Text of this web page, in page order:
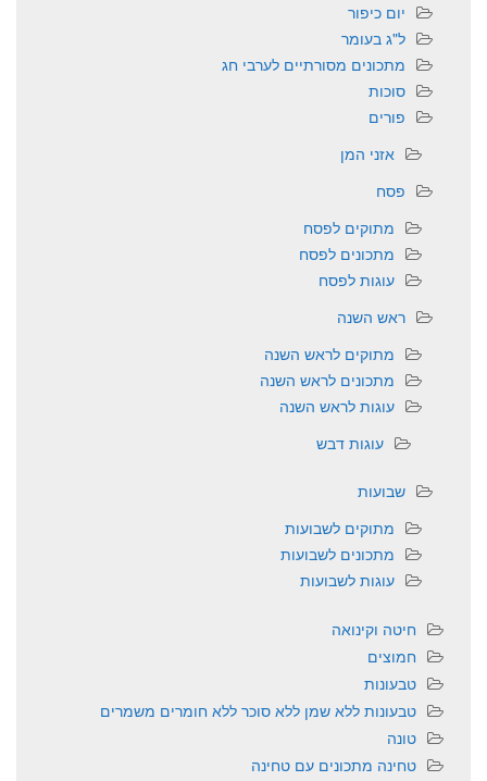
יום כיפור
ל"ג בעומר
מתכונים מסורתיים לערבי חג
סוכות
פורים
אזני המן
פסח
מתוקים לפסח
מתכונים לפסח
עוגות לפסח
ראש השנה
מתוקים לראש השנה
מתכונים לראש השנה
עוגות לראש השנה
עוגות דבש
שבועות
מתוקים לשבועות
מתכונים לשבועות
עוגות לשבועות
חיטה וקינואה
חמוצים
טבעונות
טבעונות ללא שמן ללא סוכר ללא חומרים משמרים
טונה
טחינה מתכונים עם טחינה